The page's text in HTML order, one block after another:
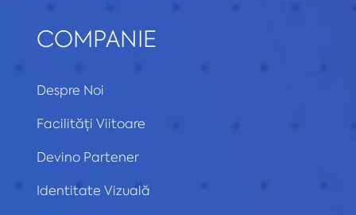
COMPANIE
Despre Noi
Facilități Viitoare
Devino Partener
Identitate Vizuală